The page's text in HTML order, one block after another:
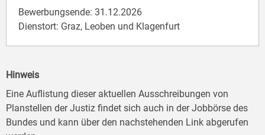
Bewerbungsende: 31.12.2026
Dienstort: Graz, Leoben und Klagenfurt
Hinweis
Eine Auflistung dieser aktuellen Ausschreibungen von
Planstellen der Justiz findet sich auch in der Jobbörse des
Bundes und kann über den nachstehenden Link abgerufen